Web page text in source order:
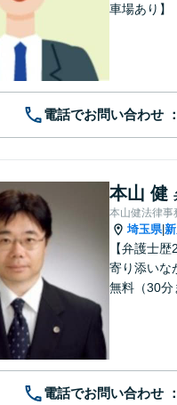
車場あり】
電話でお問い合わせ
本山 健
本山健法律事
埼玉県|
【弁護士
寄り添いな
無料（30分
電話でお問い合わせ